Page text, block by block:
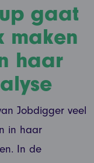
gaat
maken
haar
Jobdigger veel
in haar
In de